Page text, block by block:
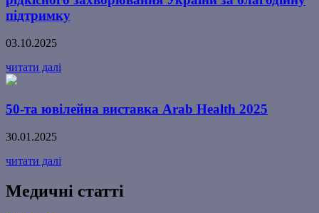
підтримку
03.10.2025
читати далі
50-та ювілейна виставка Arab Health 2025
30.01.2025
читати далі
Медичні статті